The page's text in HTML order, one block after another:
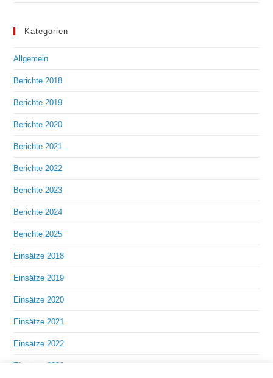
Kategorien
Allgemein
Berichte 2018
Berichte 2019
Berichte 2020
Berichte 2021
Berichte 2022
Berichte 2023
Berichte 2024
Berichte 2025
Einsätze 2018
Einsätze 2019
Einsätze 2020
Einsätze 2021
Einsätze 2022
Einsätze 2023